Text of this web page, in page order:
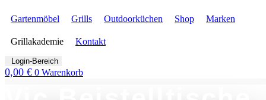
Gartenmöbel Grills Outdoorküchen Shop Marken
Grillakademie Kontakt
Login-Bereich
0,00 € 0 Warenkorb